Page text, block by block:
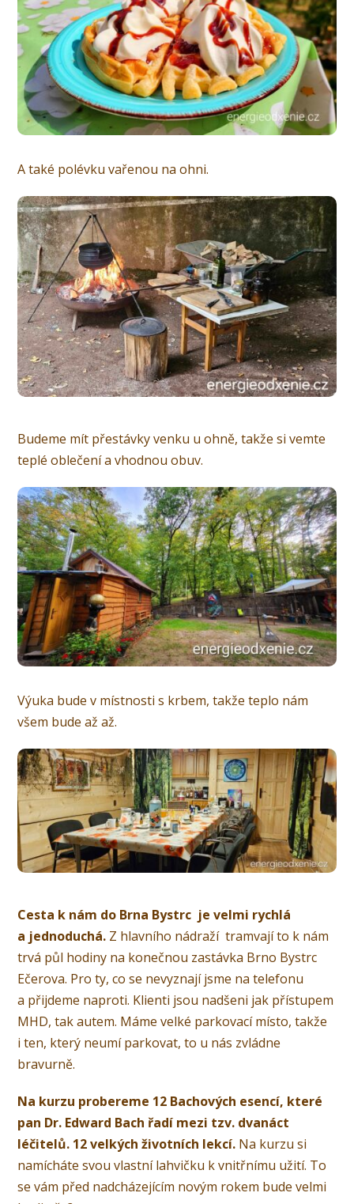
A také polévku vařenou na ohni.
Budeme mít přestávky venku u ohně, takže si vemte
teplé oblečení a vhodnou obuv.
Výuka bude v místnosti s krbem, takže teplo nám
všem bude až až.
Cesta k nám do Brna Bystrc je velmi rychlá
a jednoduchá. Z hlavního nádraží tramvají to k nám
trvá půl hodiny na konečnou zastávka Brno Bystrc
Ečerova. Pro ty, co se nevyznají jsme na telefonu
a přijdeme naproti. Klienti jsou nadšeni jak přístupem
MHD, tak autem. Máme velké parkovací místo, takže
i ten, který neumí parkovat, to u nás zvládne
bravurně.
Na kurzu probereme 12 Bachových esencí, které
pan Dr. Edward Bach řadí mezi tzv. dvanáct
léčitelů. 12 velkých životních lekcí. Na kurzu si
namícháte svou vlastní lahvičku k vnitřnímu užití. To
se vám před nadcházejícím novým rokem bude velmi